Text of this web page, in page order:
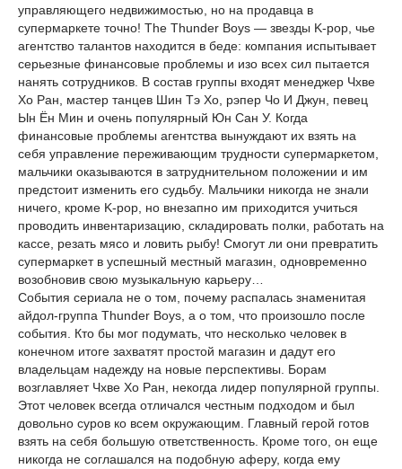
управляющего недвижимостью, но на продавца в
супермаркете точно! The Thunder Boys — звезды K-pop, чье
агентство талантов находится в беде: компания испытывает
серьезные финансовые проблемы и изо всех сил пытается
нанять сотрудников. В состав группы входят менеджер Чхве
Хо Ран, мастер танцев Шин Тэ Хо, рэпер Чо И Джун, певец
Ын Ён Мин и очень популярный Юн Сан У. Когда
финансовые проблемы агентства вынуждают их взять на
себя управление переживающим трудности супермаркетом,
мальчики оказываются в затруднительном положении и им
предстоит изменить его судьбу. Мальчики никогда не знали
ничего, кроме K-pop, но внезапно им приходится учиться
проводить инвентаризацию, складировать полки, работать на
кассе, резать мясо и ловить рыбу! Смогут ли они превратить
супермаркет в успешный местный магазин, одновременно
возобновив свою музыкальную карьеру…
События сериала не о том, почему распалась знаменитая
айдол-группа Thunder Boys, а о том, что произошло после
события. Кто бы мог подумать, что несколько человек в
конечном итоге захватят простой магазин и дадут его
владельцам надежду на новые перспективы. Борам
возглавляет Чхве Хо Ран, некогда лидер популярной группы.
Этот человек всегда отличался честным подходом и был
довольно суров ко всем окружающим. Главный герой готов
взять на себя большую ответственность. Кроме того, он еще
никогда не соглашался на подобную аферу, когда ему